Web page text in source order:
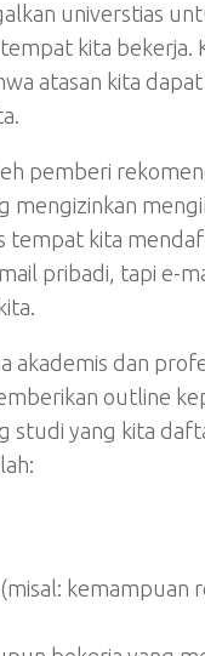
universtias
kita
atasan kita
pemberi
mengizinkan
kita
pribadi, tapi e-
akademis dan
outline
studi yang kita
kemampuan